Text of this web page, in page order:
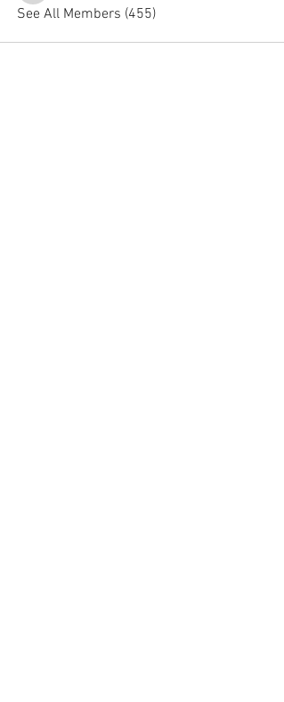
See All Members (455)